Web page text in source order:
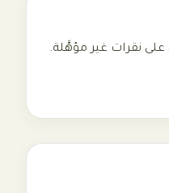
نقرات غير مؤهَّلة.